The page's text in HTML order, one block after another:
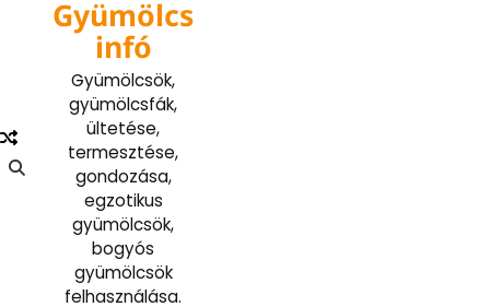
Gyümölcs
infó
Gyümölcsök,
gyümölcsfák,
ültetése,
termesztése,
gondozása,
egzotikus
gyümölcsök,
bogyós
gyümölcsök
felhasználása.